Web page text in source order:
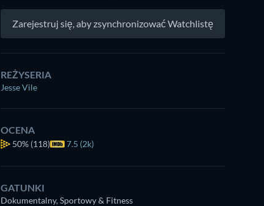
Zarejestruj się, aby zsynchronizować Watchlistę
REŻYSERIA
Jesse Vile
OCENA
50% (118) 7.5 (2k)
GATUNKI
Dokumentalny, Sportowy & Fitness